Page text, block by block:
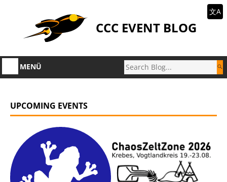
CCC EVENT BLOG
文A
MENÜ
UPCOMING EVENTS